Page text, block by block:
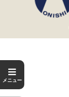
メニュー